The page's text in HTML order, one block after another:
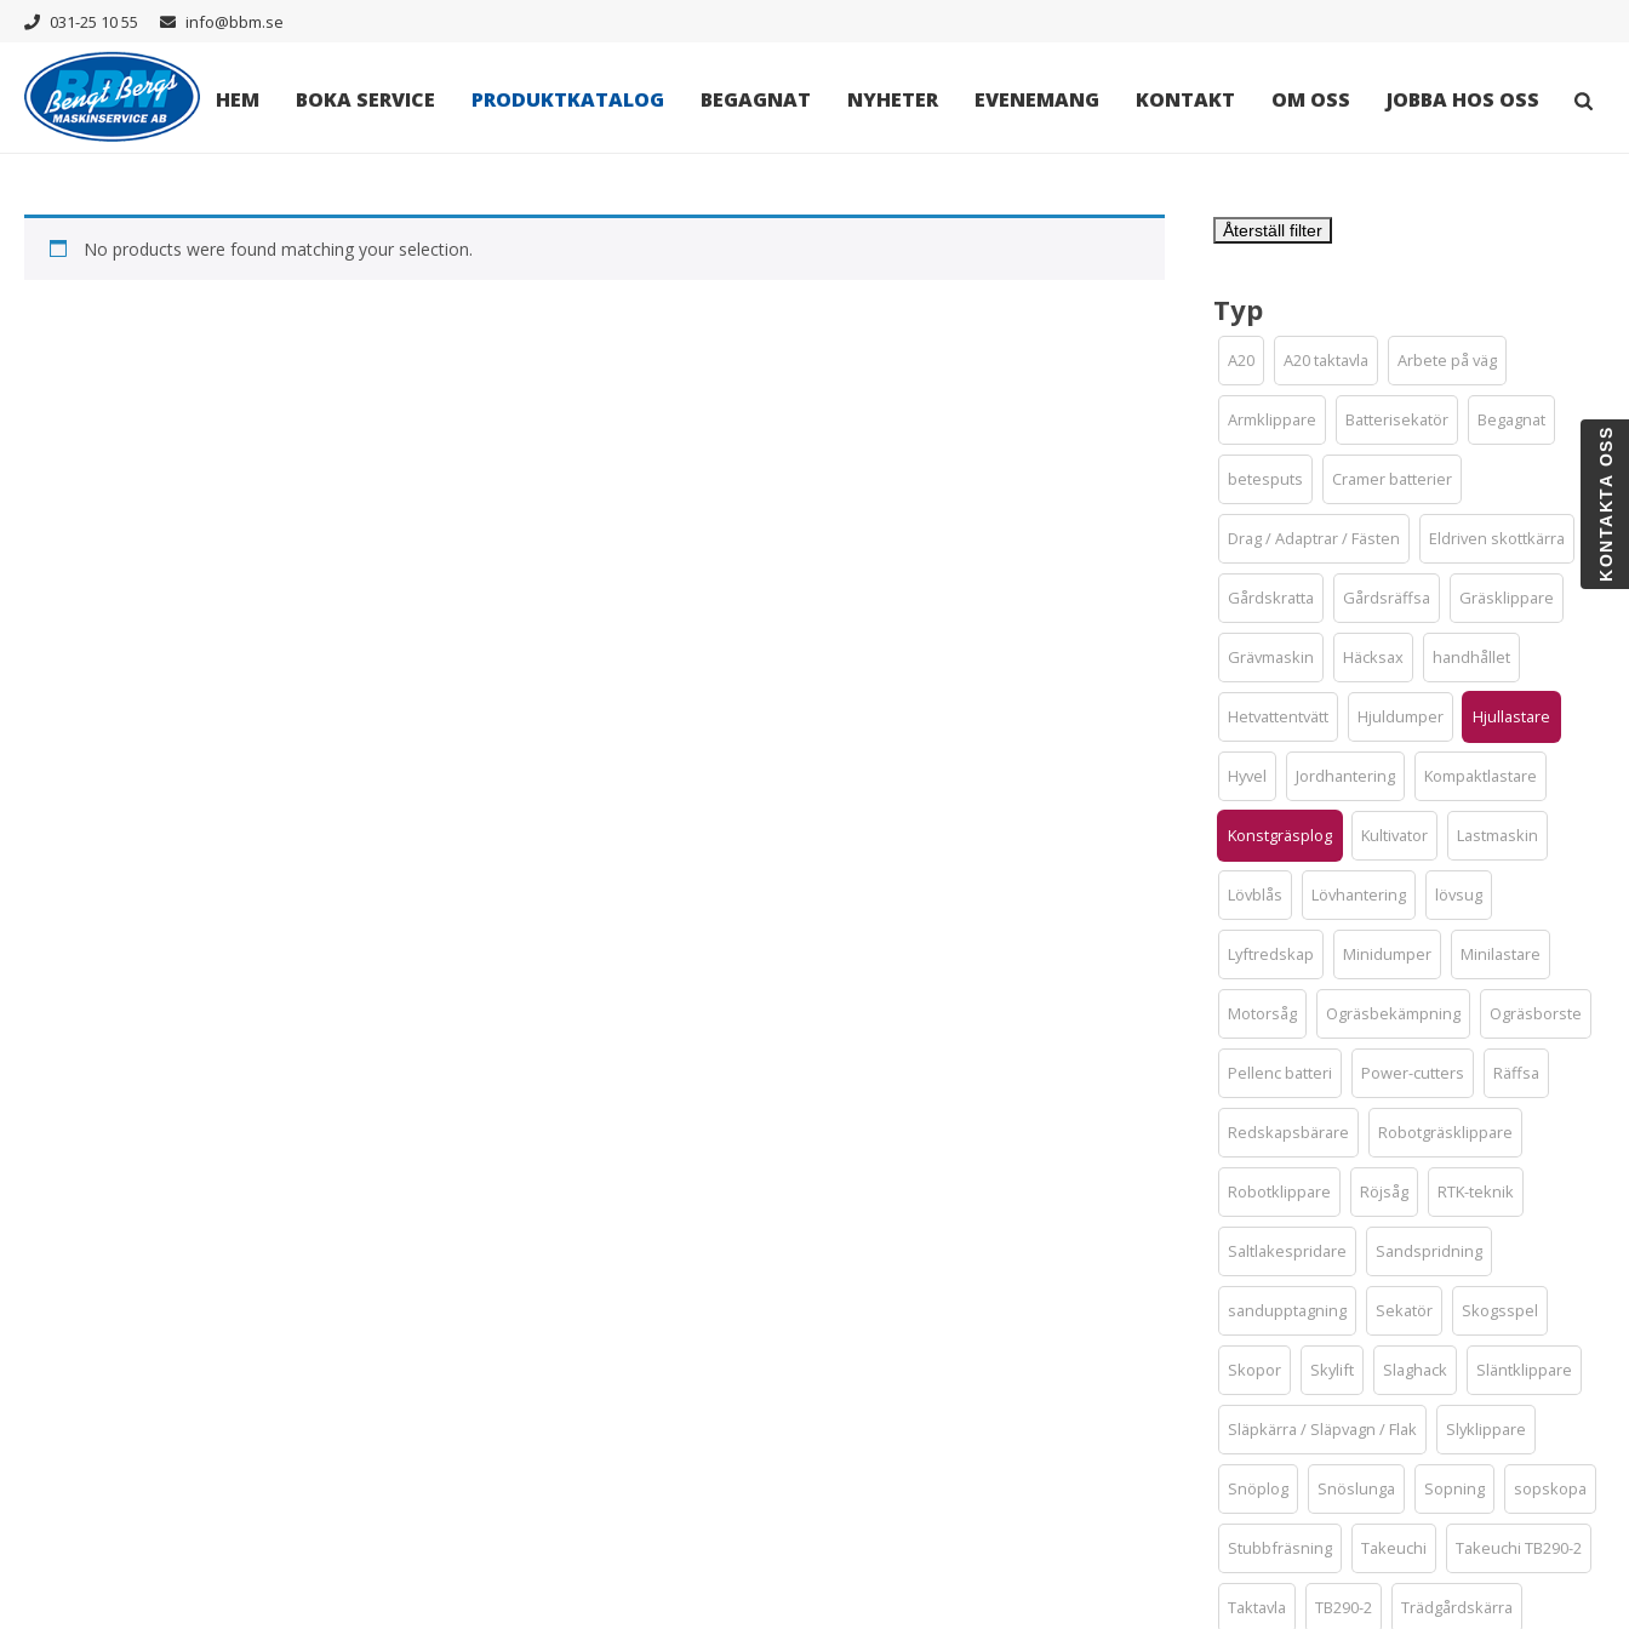
031-25 10 55 info@bbm.se
HEM BOKA SERVICE PRODUKTKATALOG BEGAGNAT NYHETER EVENEMANG KONTAKT OM OSS JOBBA HOS OSS
No products were found matching your selection.
Återställ filter
Typ
A20 A20 taktavla Arbete på väg
Armklippare Batterisekatör Begagnat
betesputs Cramer batterier
Drag / Adaptrar / Fästen Eldriven skottkärra
Gårdskratta Gårdsräffsa Gräsklippare
Grävmaskin Häcksax handhållet
Hetvattentvätt Hjuldumper Hjullastare
Hyvel Jordhantering Kompaktlastare
Konstgräsplog Kultivator Lastmaskin
Lövblås Lövhantering lövsug
Lyftredskap Minidumper Minilastare
Motorsåg Ogräsbekämpning Ogräsborste
Pellenc batteri Power-cutters Räffsa
Redskapsbärare Robotgräsklippare
Robotklippare Röjsåg RTK-teknik
Saltlakespridare Sandspridning
sandupptagning Sekatör Skogsspel
Skopor Skylift Slaghack Släntklippare
Släpkärra / Släpvagn / Flak Slyklippare
Snöplog Snöslunga Sopning sopskopa
Stubbfräsning Takeuchi Takeuchi TB290-2
Taktavla TB290-2 Trädgårdskärra
KONTAKTA OSS